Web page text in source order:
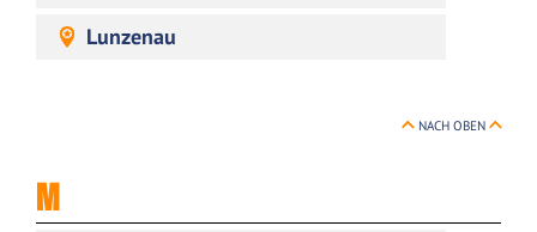
Lunzenau
NACH OBEN
M